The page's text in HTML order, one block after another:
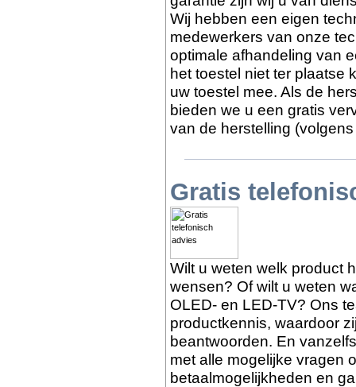
Wij hebben een eigen
medewerkers van onze
optimale afhandeling van
het toestel niet ter plaatse
uw toestel mee. Als de
bieden we u een gratis
van de herstelling
Gratis
Wilt u weten welk product
wensen? Of wilt u weten
OLED- en LED-TV? Ons
productkennis, waardoor
beantwoorden. En
met alle mogelijke vragen
betaalmogelijkheden en